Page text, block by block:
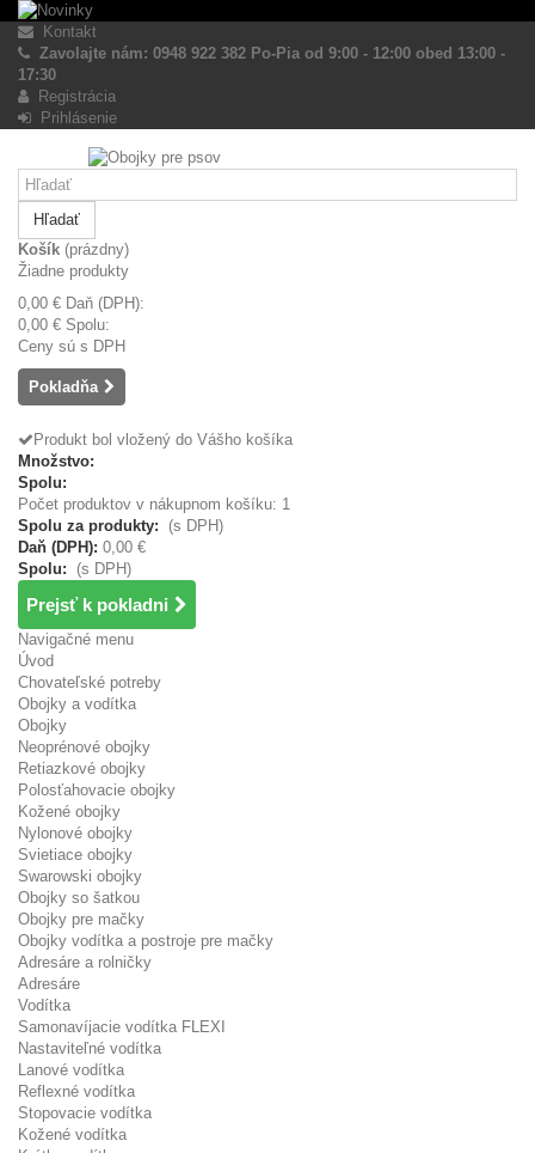
Kontakt
Zavolajte nám: 0948 922 382 Po-Pia od 9:00 - 12:00 obed 13:00 -
17:30
Registrácia
Prihlásenie
Hľadať
Košík (prázdny)
Žiadne produkty
0,00 € Daň (DPH):
0,00 € Spolu:
Ceny sú s DPH
Pokladňa
Produkt bol vložený do Vášho košíka
Množstvo:
Spolu:
Počet produktov v nákupnom košíku: 1
Spolu za produkty:
(s DPH)
Daň (DPH): 0,00 €
Spolu:
(s DPH)
Prejsť k pokladni
Navigačné menu
Úvod
Chovateľské potreby
Obojky a vodítka
Obojky
Neoprénové obojky
Retiazkové obojky
Polosťahovacie obojky
Kožené obojky
Nylonové obojky
Svietiace obojky
Swarowski obojky
Obojky so šatkou
Obojky pre mačky
Obojky vodítka a postroje pre mačky
Adresáre a rolničky
Adresáre
Vodítka
Samonavíjacie vodítka FLEXI
Nastaviteľné vodítka
Lanové vodítka
Reflexné vodítka
Stopovacie vodítka
Kožené vodítka